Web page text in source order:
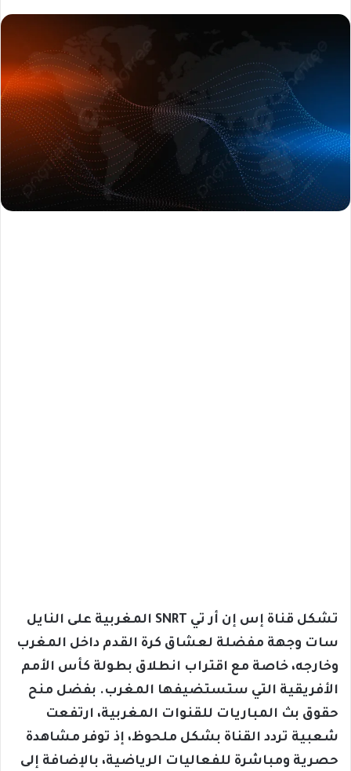
تشكل قناة إس إن أر تي SNRT المغربية على النايل
سات وجهة مفضلة لعشاق كرة القدم داخل المغرب
وخارجه، خاصة مع اقتراب انطلاق بطولة كأس الأمم
الأفريقية التي ستستضيفها المغرب. بفضل منح
حقوق بث المباريات للقنوات المغربية، ارتفعت
شعبية تردد القناة بشكل ملحوظ، إذ توفر مشاهدة
حصرية ومباشرة للفعاليات الرياضية، بالإضافة إلى